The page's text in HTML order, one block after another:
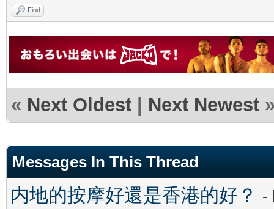
Find
« Next Oldest | Next Newest
Messages In This Thread
内地的按摩好還是香港的好？ -